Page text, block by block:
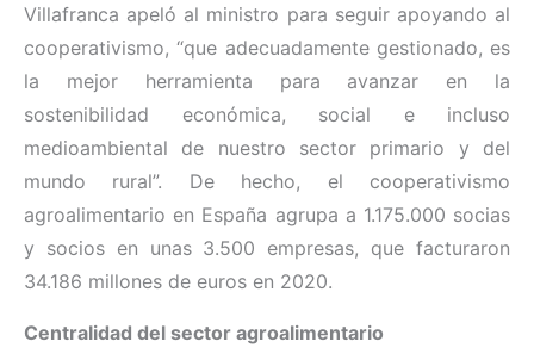
Villafranca apeló al ministro para seguir apoyando al
cooperativismo,“que adecuadamente gestionado, es
la mejor herramienta para avanzar en la
sostenibilidad económica, social e incluso
medioambiental de nuestro sector primario y del
mundo rural”. De hecho, el cooperativismo
agroalimentario en España agrupa a 1.175.000 socias
y socios en unas 3.500 empresas, que facturaron
34.186 millones de euros en 2020.
Centralidad del sector agroalimentario